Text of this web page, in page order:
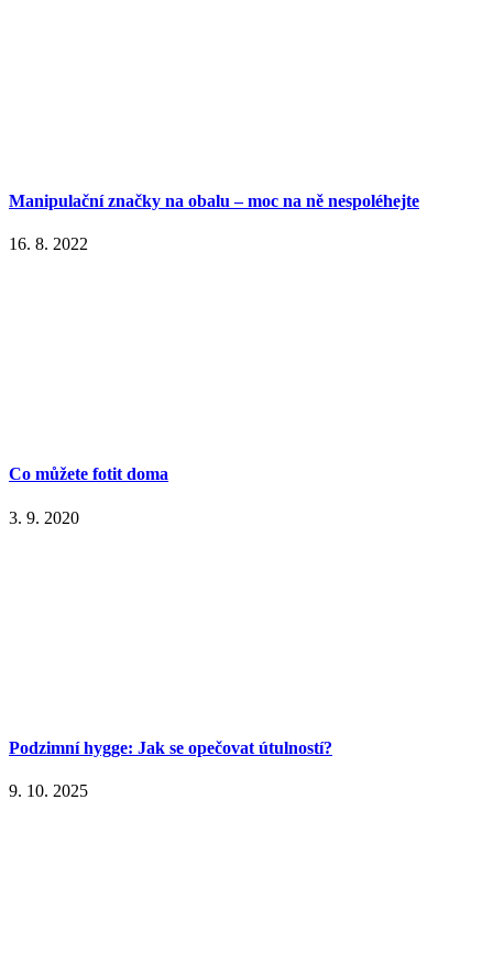
Manipulační značky na obalu – moc na ně nespoléhejte
16. 8. 2022
Co můžete fotit doma
3. 9. 2020
Podzimní hygge: Jak se opečovat útulností?
9. 10. 2025